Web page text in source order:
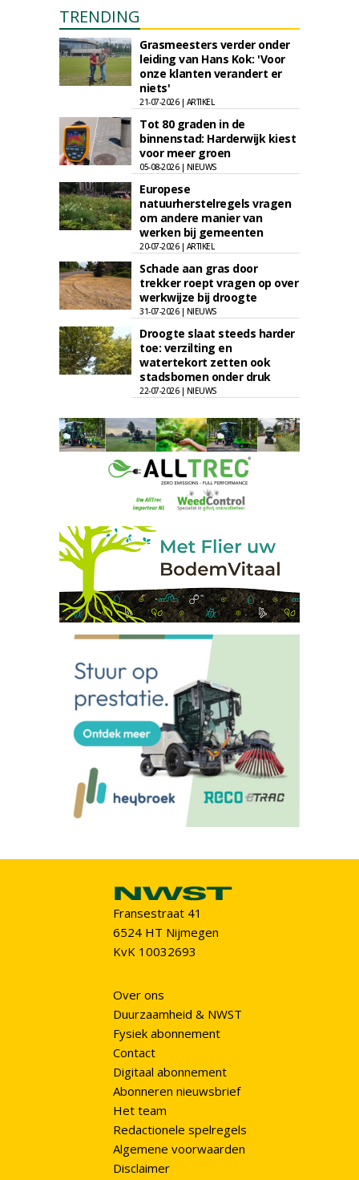
TRENDING
Grasmeesters verder onder
leiding van Hans Kok: 'Voor
onze klanten verandert er
niets'
21-07-2026 | ARTIKEL
Tot 80 graden in de
binnenstad: Harderwijk kiest
voor meer groen
05-08-2026 | NIEUWS
Europese
natuurherstelregels vragen
om andere manier van
werken bij gemeenten
20-07-2026 | ARTIKEL
Schade aan gras door
trekker roept vragen op over
werkwijze bij droogte
31-07-2026 | NIEUWS
Droogte slaat steeds harder
toe: verzilting en
watertekort zetten ook
stadsbomen onder druk
22-07-2026 | NIEUWS
Fransestraat 41
6524 HT Nijmegen
KvK 10032693
Over ons
Duurzaamheid & NWST
Fysiek abonnement
Contact
Digitaal abonnement
Abonneren nieuwsbrief
Het team
Redactionele spelregels
Algemene voorwaarden
Disclaimer